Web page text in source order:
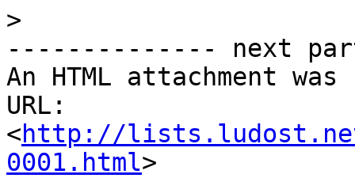
>
-------------- next
An HTML attachment
URL:
<http://lists.ludost.net/
0001.html